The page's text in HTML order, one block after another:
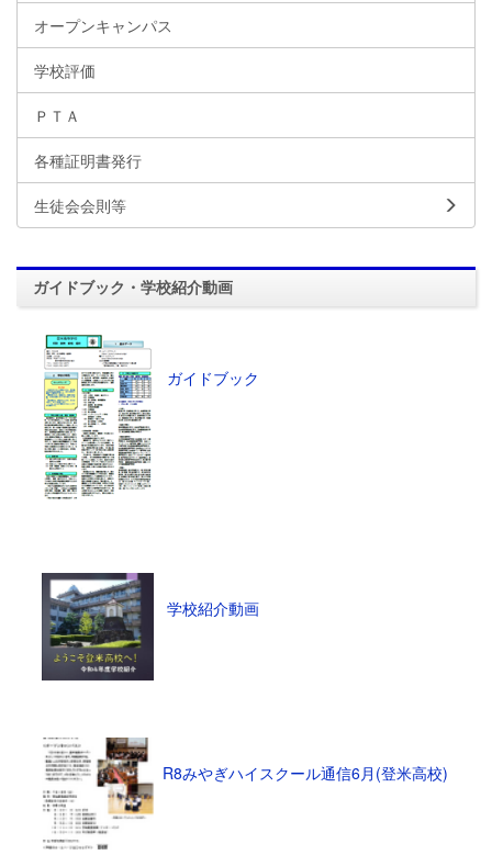
オープンキャンパス
学校評価
ＰＴＡ
各種証明書発行
生徒会会則等
ガイドブック・学校紹介動画
ガイドブック
学校紹介動画
R8みやぎハイスクール通信6月(登米高校)